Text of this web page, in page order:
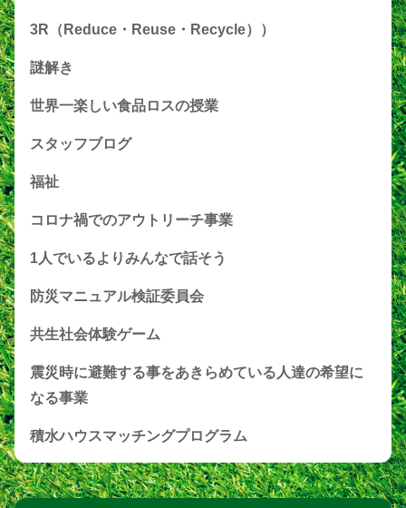
3R（Reduce・Reuse・Recycle））
謎解き
世界一楽しい食品ロスの授業
スタッフブログ
福祉
コロナ禍でのアウトリーチ事業
1人でいるよりみんなで話そう
防災マニュアル検証委員会
共生社会体験ゲーム
震災時に避難する事をあきらめている人達の希望に
なる事業
積水ハウスマッチングプログラム